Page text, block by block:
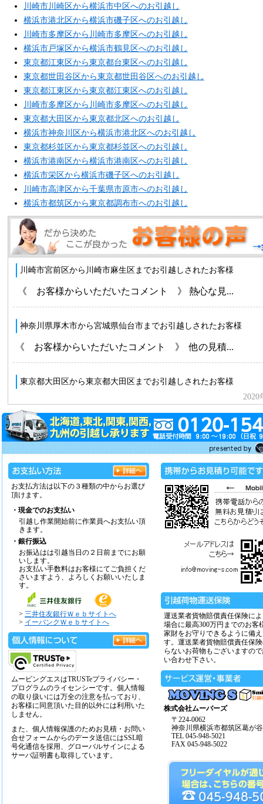
川崎市川崎区から横浜市中区へのお引越し
横浜市港北区から横浜市磯子区へのお引越し
川崎市多摩区から川崎市多摩区へのお引越し
横浜市戸塚区から横浜市鶴見区へのお引越し
東京都江東区から東京都台東区へのお引越し
東京都世田谷区から東京都世田谷区へのお引越し
東京都江東区から東京都江東区へのお引越し
川崎市多摩区から川崎市多摩区へのお引越し
東京都大田区から東京都北区へのお引越し
横浜市神奈川区から横浜市港北区へのお引越し
東京都杉並区から東京都杉並区へのお引越し
横浜市港南区から横浜市港南区へのお引越し
横浜市栄区から横浜市磯子区へのお引越し
川崎市高津区から千葉県市原市へのお引越し
横浜市都筑区から東京都調布市へのお引越し
お支払方法は以下の３種類の中からお選び
頂けます。
・現金でのお支払い
引越し作業開始前に作業員へお支払い頂
きます。
・銀行振込
お振込はは引越当日の２日前までにお願
いします。
お支払い手数料はお客様にてご負担くだ
さいますよう、よろしくお願いいたしま
す。
> 三井住友銀行Ｗｅｂサイトへ
> イーバンクＷｅｂサイトへ
ムービングエスはTRUSTeプライバシー・
プログラムのライセンシーです。個人情報
の取り扱いには万全の注意を払っており、
お客様に同意頂いた目的以外には利用いた
しません。
また、個人情報保護のためお見積・お問い
合せフォームからのデータ送信にはSSL暗
号化通信を採用、グローバルサインによる
サーバ証明書も取得しています。
運送業者貨物賠償責任保険に
場合に最高300万円までのお客
家財をお守りできるように備
す。運送業者貨物賠償責任保
らないお荷物もございますの
い合わせ下さい。
株式会社ムーバーズ
〒224-0062
神奈川県横浜市都筑区葛が
TEL 045-948-5021
FAX 045-948-5022